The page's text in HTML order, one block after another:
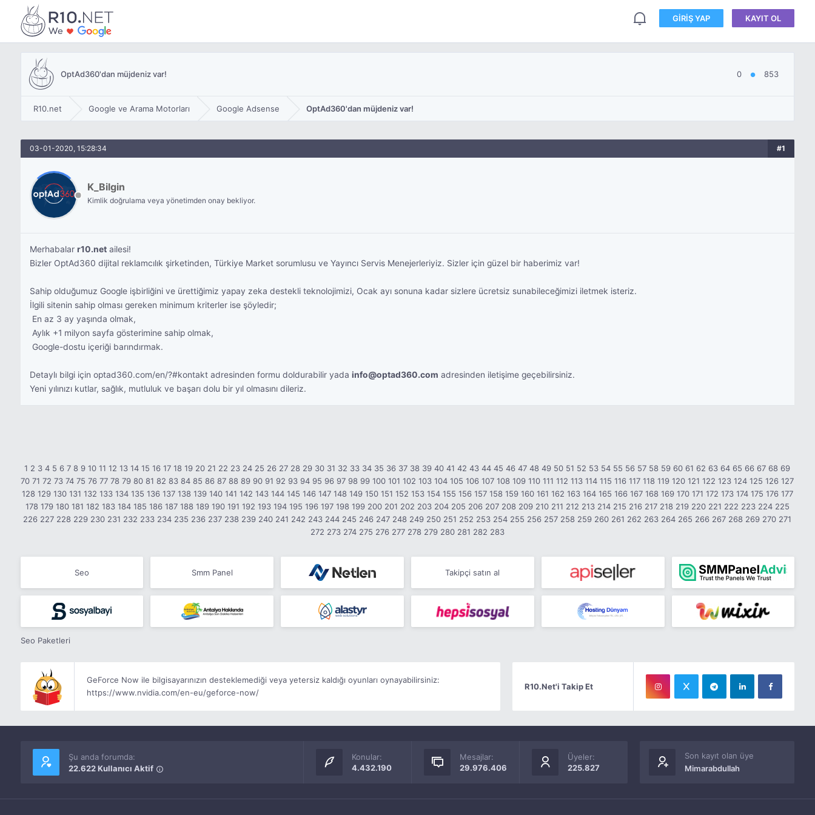
GIRIŞ YAP KAYIT OL
OptAd360'dan müjdeniz var! 0 ● 853
R10.net Google ve Arama Motorları Google Adsense OptAd360'dan müjdeniz var!
03-01-2020, 15:28:34 #1
K_Bilgin
Kimlik doğrulama veya yönetimden onay bekliyor.
Merhabalar r10.netailesi!
Bizler OptAd360 dijital reklamcılık şirketinden, Türkiye Market sorumlusu ve Yayıncı Servis Menejerleriyiz. Sizler için güzel bir haberimiz var!
Sahip olduğumuz Google işbirliğini ve ürettiğimiz yapay zeka destekli teknolojimizi, Ocak ayı sonuna kadar sizlere ücretsiz sunabileceğimizi iletmek isteriz.
İlgili sitenin sahip olması gereken minimum kriterler ise şöyledir;
 En az 3 ay yaşında olmak,
 Aylık +1 milyon sayfa gösterimine sahip olmak,
 Google-dostu içeriği barındırmak.
Detaylı bilgi için optad360.com/en/?#kontakt adresinden formu doldurabilir yada info@optad360.com adresinden iletişime geçebilirsiniz.
Yeni yılınızı kutlar, sağlık, mutluluk ve başarı dolu bir yıl olmasını dileriz.
1 2 3 4 5 6 7 8 9 10 11 12 13 14 15 16 17 18 19 20 21 22 23 24 25 26 27 28 29 30 31 32 33 34 35 36 37 38 39 40 41 42 43 44 45 46 47 48 49 50 51 52 53 54 55 56 57 58 59 60 61 62 63 64 65 66 67 68 69
70 71 72 73 74 75 76 77 78 79 80 81 82 83 84 85 86 87 88 89 90 91 92 93 94 95 96 97 98 99 100 101 102 103 104 105 106 107 108 109 110 111 112 113 114 115 116 117 118 119 120 121 122 123 124 125 126 127
128 129 130 131 132 133 134 135 136 137 138 139 140 141 142 143 144 145 146 147 148 149 150 151 152 153 154 155 156 157 158 159 160 161 162 163 164 165 166 167 168 169 170 171 172 173 174 175 176 177
178 179 180 181 182 183 184 185 186 187 188 189 190 191 192 193 194 195 196 197 198 199 200 201 202 203 204 205 206 207 208 209 210 211 212 213 214 215 216 217 218 219 220 221 222 223 224 225
226 227 228 229 230 231 232 233 234 235 236 237 238 239 240 241 242 243 244 245 246 247 248 249 250 251 252 253 254 255 256 257 258 259 260 261 262 263 264 265 266 267 268 269 270 271
272 273 274 275 276 277 278 279 280 281 282 283
Seo Smm Panel Takipçi satın al
Seo Paketleri
GeForce Now ile bilgisayarınızın desteklemediği veya yetersiz kaldığı oyunları oynayabilirsiniz:
https://www.nvidia.com/en-eu/geforce-now/
R10.Net'i Takip Et
Şu anda forumda:
22.622 Kullanıcı Aktif
Konular:
4.432.190
Mesajlar:
29.976.406
Üyeler:
225.827
Son kayıt olan üye
Mimarabdullah